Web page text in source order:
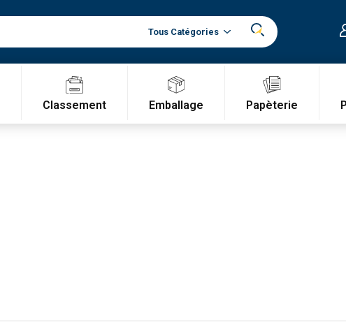
Classement Emballage Papèterie